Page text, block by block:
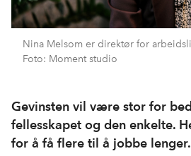
Nina Melsom er direktør for
Foto: Moment studio
Gevinsten vil være stor for
fellesskapet og den enkelte.
for å få flere til å jobbe lenger.